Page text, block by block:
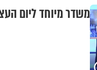
משדר מיוחד ליום